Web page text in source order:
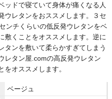
ッドで寝ていて身体が痛くなる人
ウレタンをおススメします。３セ
ンチくらいの低反発ウレタンをベ
敷くことをオススメします。逆に
タンを敷いて柔らかすぎてしまう
レタン屋.comの高反発ウレタン
をオススメします。
ベージュ